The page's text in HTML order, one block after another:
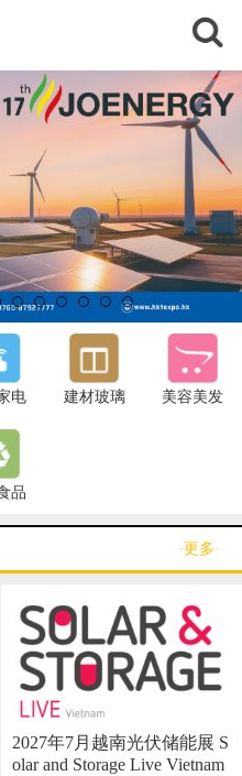
电 建材玻璃 美容美发
品
·更多·
2027年7月越南光伏储能展 S
olar and Storage Live Vietnam